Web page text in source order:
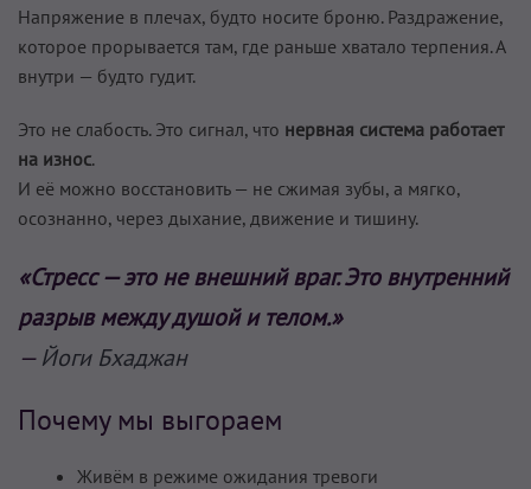
Напряжение в плечах, будто носите броню. Раздражение,
которое прорывается там, где раньше хватало терпения. А
внутри — будто гудит.
Это не слабость. Это сигнал, что нервная система работает
на износ.
И её можно восстановить — не сжимая зубы, а мягко,
осознанно, через дыхание, движение и тишину.
«Стресс — это не внешний враг. Это внутренний
разрыв между душой и телом.»
—Йоги Бхаджан
Почему мы выгораем
Живём в режиме ожидания тревоги